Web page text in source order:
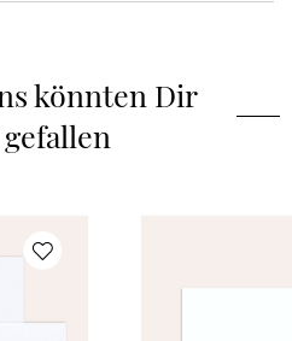
könnten Dir